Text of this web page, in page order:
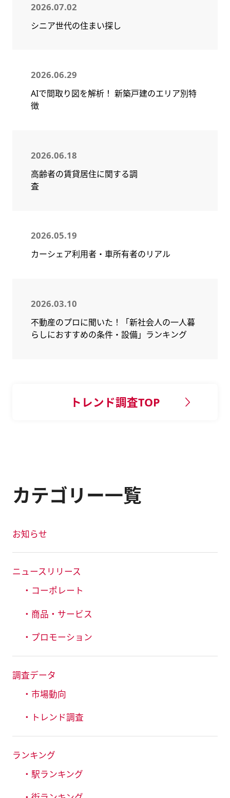
2026.07.02
シニア世代の住まい探し
2026.06.29
AIで間取り図を解析！ 新築戸建のエリア別特
徴
2026.06.18
高齢者の賃貸居住に関する調
査
2026.05.19
カーシェア利用者・車所有者のリアル
2026.03.10
不動産のプロに聞いた！「新社会人の一人暮
らしにおすすめの条件・設備」ランキング
トレンド調査TOP
カテゴリー一覧
お知らせ
ニュースリリース
・コーポレート
・商品・サービス
・プロモーション
調査データ
・市場動向
・トレンド調査
ランキング
・駅ランキング